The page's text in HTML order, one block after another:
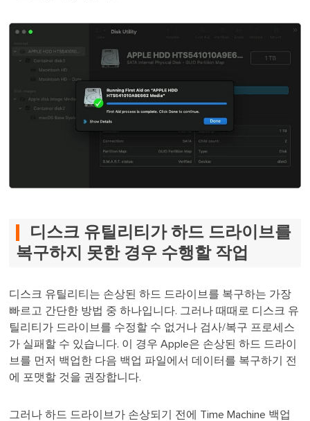
디스크 유틸리티가 하드 드라이브를
복구하지 못한 경우 수행할 작업
디스크 유틸리티는 손상된 하드 드라이브를 복구하는 가장
빠르고 간단한 방법 중 하나입니다. 그러나 때때로 디스크 유
틸리티가 드라이브를 수정할 수 없거나 검사/복구 프로세스
가 실패할 수 있습니다. 이 경우 Apple은 손상된 하드 드라이
브를 먼저 백업한 다음 백업 파일에서 데이터를 복구하기 전
에 포맷할 것을 권장합니다.
그러나 하드 드라이브가 손상되기 전에 Time Machine 백업